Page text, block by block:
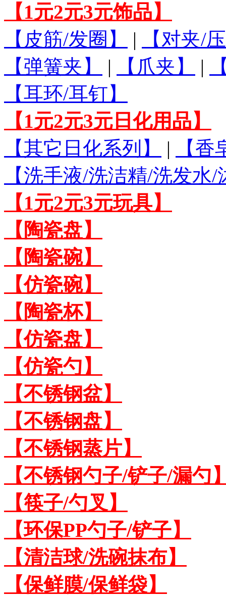
【1元2元3元饰品】
【皮筋/发圈】
|
【对夹/
【弹簧夹】
| 【爪夹】 |
【耳环/耳钉】
【1元2元3元日化用品】
【其它日化系列】
|
【
【洗手液/洗洁精/洗发水
【1元2元3元玩具】
【陶瓷盘】
【陶瓷碗】
【仿瓷碗】
【陶瓷杯】
【仿瓷盘】
【仿瓷勺】
【不锈钢盆】
【不锈钢盘】
【不锈钢蒸片】
【不锈钢勺子/铲子/漏勺
【筷子/勺叉】
【环保PP勺子/铲子】
【清洁球/洗碗抹布】
【保鲜膜/保鲜袋】